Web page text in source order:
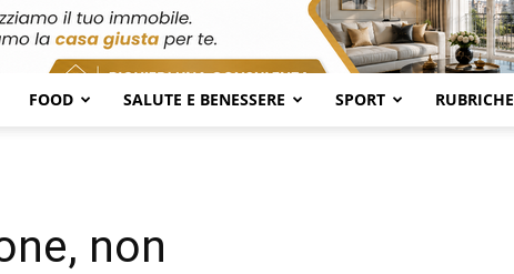
FOOD SALUTE E BENESSERE SPORT RUBRICHE
non